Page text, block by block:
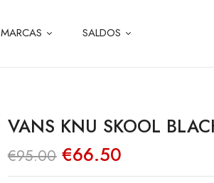
MARCAS SALDOS
VANS KNU SKOOL
€95.00 O
preço
original
€66.50
atual